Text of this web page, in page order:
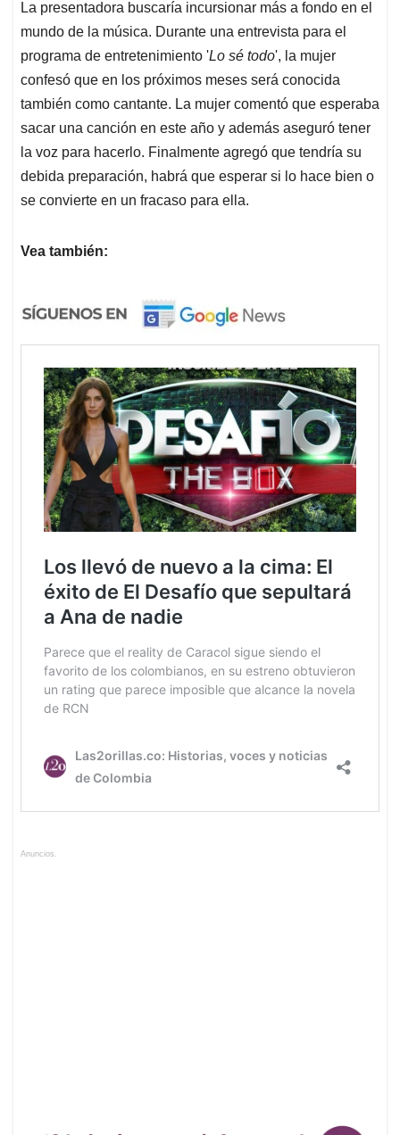
La presentadora buscaría incursionar más a fondo en el
mundo de la música. Durante una entrevista para el
programa de entretenimiento 'Lo sé todo', la mujer
confesó que en los próximos meses será conocida
también como cantante. La mujer comentó que esperaba
sacar una canción en este año y además aseguró tener
la voz para hacerlo. Finalmente agregó que tendría su
debida preparación, habrá que esperar si lo hace bien o
se convierte en un fracaso para ella.
Vea también:
Anuncios.